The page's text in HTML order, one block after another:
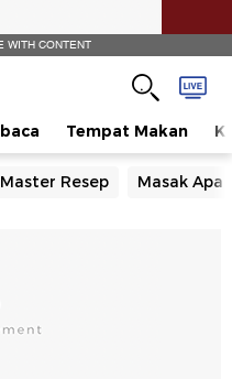
WITH CONTENT
Tempat Makan
Master Resep Masak Apa